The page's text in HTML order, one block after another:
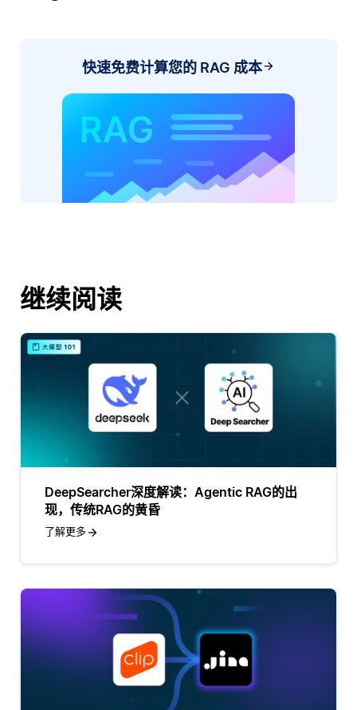
快速免费计算您的 RAG 成本
继续阅读
DeepSearcher深度解读：Agentic RAG的出
现，传统RAG的黄昏
了解更多